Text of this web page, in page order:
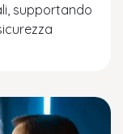
supportando